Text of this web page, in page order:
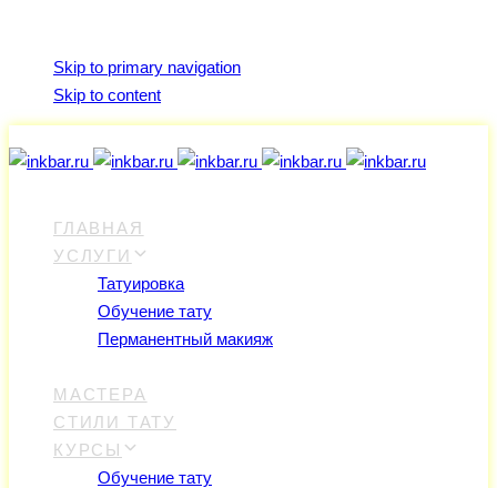
Skip to primary navigation
Skip to content
ГЛАВНАЯ
УСЛУГИ
Татуировка
Обучение тату
Перманентный макияж
МАСТЕРА
СТИЛИ ТАТУ
КУРСЫ
Обучение тату